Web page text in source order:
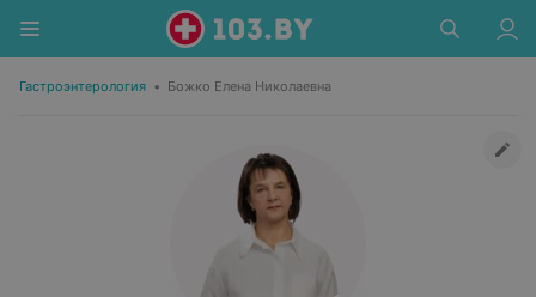
Гастроэнтерология • Божко Елена Николаевна